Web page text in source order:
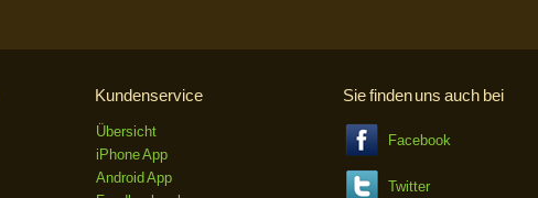
Kundenservice
Übersicht
iPhone App
Android App
Sie finden uns auch bei
Facebook
Twitter